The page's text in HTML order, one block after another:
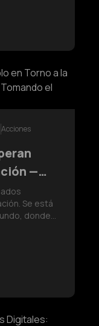
Acciones
—
Se está
donde
siendo